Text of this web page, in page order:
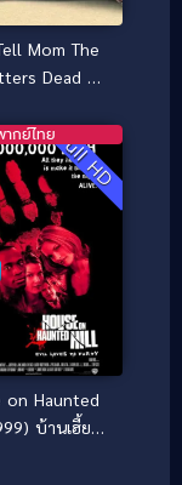
Mom The
Dead พี่
(2024)Full HD
ากย์ไทย
on Haunted
บ้านเฮี้ยน